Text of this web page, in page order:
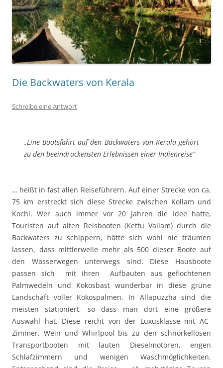
Die Backwaters von Kerala
Schreibe eine Antwort
„Eine Bootsfahrt auf den Backwaters von Kerala gehört
zu den beeindruckensten Erlebnissen einer Indienreise“
… heißt in fast allen Reiseführern. Auf einer Strecke von ca.
75 km erstreckt sich diese Strecke zwischen Kollam und
Kochi. Wer auch immer vor 20 Jahren die Idee hatte,
Touristen auf alten Reisbooten (Kettu Vallam) durch die
Backwaters zu schippern, hätte sich wohl nie träumen
lassen, dass mittlerweile mehr als 500 dieser Boote auf
den Wasserwegen unterwegs sind. Diese Hausboote
passen sich mit ihren Aufbauten aus geflochtenen
Palmwedeln und Kokosbast wunderbar in diese grüne
Landschaft voller Kokospalmen. In Allapuzzha sind die
meisten stationiert, so dass man dort eine größere
Auswahl hat. Diese reicht von der Luxusklasse mit AC-
Zimmer, Wein und Whirlpool bis zu den schnörkellosen
Transportbooten mit lauten Dieselmotoren, engen
Schlafzimmern und wenigen Waschmöglichkeiten.